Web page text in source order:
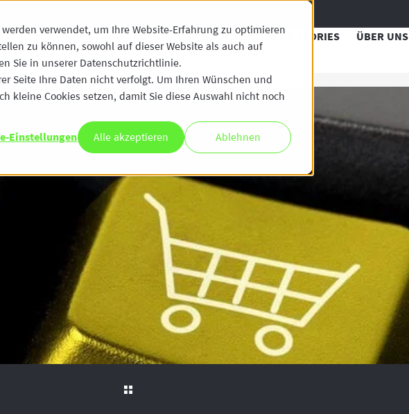
verwendet, um Ihre Website-Erfahrung zu optimieren
zu können, sowohl auf dieser Website als auch auf
Sie in unserer Datenschutzrichtlinie.
Seite Ihre Daten nicht verfolgt. Um Ihren Wünschen und
kleine Cookies setzen, damit Sie diese Auswahl nicht noch
Einstellungen Alle akzeptieren Ablehnen
ANGEBOT CUSTOMER STORIES ÜBER UNS